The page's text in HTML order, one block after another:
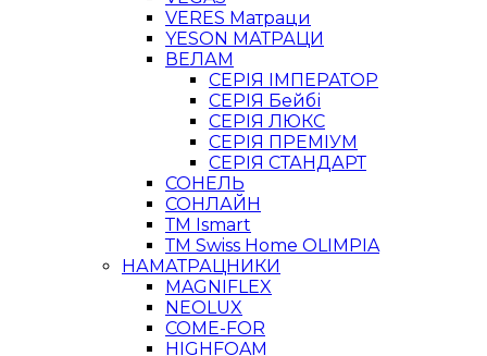
VERES Матраци
YESON МАТРАЦИ
ВЕЛАМ
СЕРІЯ ІМПЕРАТОР
СЕРІЯ Бейбі
СЕРІЯ ЛЮКС
СЕРІЯ ПРЕМІУМ
СЕРІЯ СТАНДАРТ
СОНЕЛЬ
СОНЛАЙН
ТМ Ismart
ТМ Swiss Home OLIMPIA
НАМАТРАЦНИКИ
MAGNIFLEX
NEOLUX
COME-FOR
HIGHFOAM